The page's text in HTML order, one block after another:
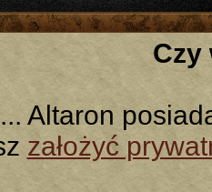
Czy
... Altaron
założyć